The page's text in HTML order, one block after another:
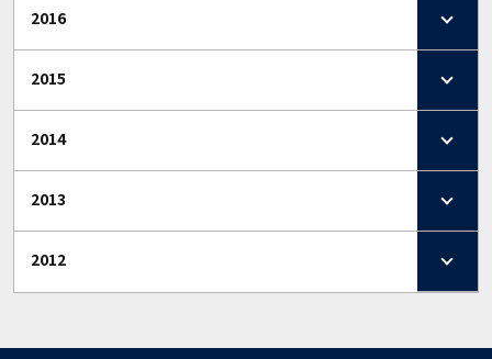
2016
2015
2014
2013
2012